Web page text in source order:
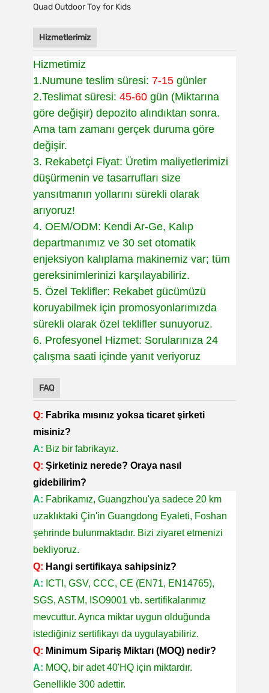
Hizmetlerimiz
Hizmetimiz
1.Numune teslim süresi: 7-15 günler
2.Teslimat süresi: 45-60 gün (Miktarına
göre değişir) depozito alındıktan sonra.
Ama tam zamanı gerçek duruma göre
değişir.
3. Rekabetçi Fiyat: Üretim maliyetlerimizi
düşürmenin ve tasarrufları size
yansıtmanın yollarını sürekli olarak
arıyoruz!
4. OEM/ODM: Kendi Ar-Ge, Kalıp
departmanımız ve 30 set otomatik
enjeksiyon kalıplama makinemiz var; tüm
gereksinimlerinizi karşılayabiliriz.
5. Özel Teklifler: Rekabet gücümüzü
koruyabilmek için promosyonlarımızda
sürekli olarak özel teklifler sunuyoruz.
6. Profesyonel Hizmet: Sorularınıza 24
çalışma saati içinde yanıt veriyoruz
FAQ
Q: Fabrika mısınız yoksa ticaret şirketi
misiniz?
A: Biz bir fabrikayız.
Q: Şirketiniz nerede? Oraya nasıl
gidebilirim?
A: Fabrikamız, Guangzhou'ya sadece 20 km
uzaklıktaki Çin'in Guangdong Eyaleti, Foshan
şehrinde bulunmaktadır. Bizi ziyaret etmenizi
bekliyoruz.
Q: Hangi sertifikaya sahipsiniz?
A: ICTI, GSV, CCC, CE (EN71, EN14765),
SGS, ASTM, ISO9001 vb. sertifikalarımız
mevcuttur. Ayrıca miktar uygun olduğunda
istediğiniz sertifikayı da uygulayabiliriz.
Q: Minimum Sipariş Miktarı (MOQ) nedir?
A: MOQ, bir adet 40'HQ için miktardır.
Genellikle 300 adettir.